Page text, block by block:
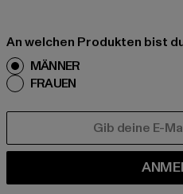
An welchen Produkten bist
MÄNNER
FRAUEN